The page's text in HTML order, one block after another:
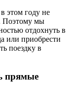
этом году не
Поэтому мы
отдохнуть в
или приобрести
поездку в
прямые